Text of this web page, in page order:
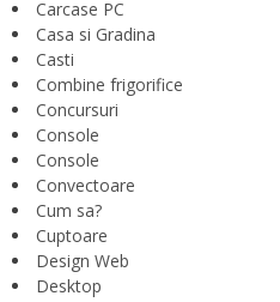
Carcase PC
Casa si Gradina
Casti
Combine frigorifice
Concursuri
Console
Console
Convectoare
Cum sa?
Cuptoare
Design Web
Desktop